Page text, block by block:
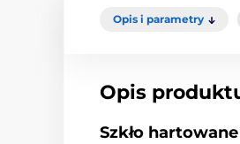
Opis i parametry
Opis
Szkło